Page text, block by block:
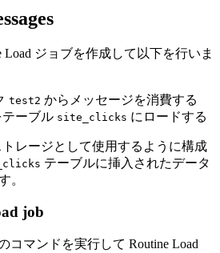
Load ジョブを作成して以下を行いま
test2 からメッセージを消費する
ーブル site_clicks にロードする
トレージとして使用するように構成
テーブルに挿入されたデータ
。
job
コマンドを実行して Routine Load